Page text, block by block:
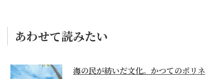
あわせて読みたい
海の民が紡いだ文化。かつてのポリネ